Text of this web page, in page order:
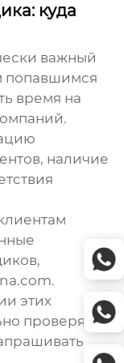
куда
важный
попавшимся
время на
наличие
этих
проверять